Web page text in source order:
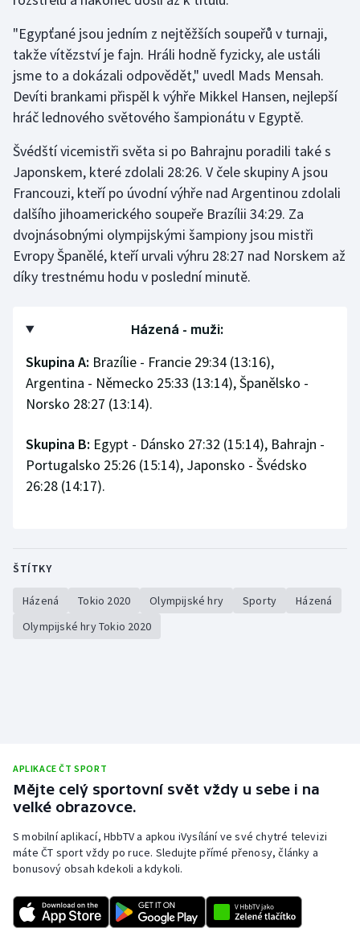
Golf
Gymnastika
Házená
Jezdectví
Krasobruslení
Lezení
Lyže a snowboard
Motorsport
Olympijské hry
Plavání
Rychlostní kanoistika
Triatlon
Vodní slalom
Volejbal
"Egypťané jsou jedním z nejtěžších soupeřů v turnaji,
takže vítězství je fajn. Hráli hodně fyzicky, ale ustáli
jsme to a dokázali odpovědět," uvedl Mads Mensah.
Devíti brankami přispěl k výhře Mikkel Hansen, nejlepší
hráč lednového světového šampionátu v Egyptě.
Švédští vicemistři světa si po Bahrajnu poradili také s
Japonskem, které zdolali 28:26. V čele skupiny A jsou
Francouzi, kteří po úvodní výhře nad Argentinou zdolali
dalšího jihoamerického soupeře Brazílii 34:29. Za
dvojnásobnými olympijskými šampiony jsou mistři
Evropy Španělé, kteří urvali výhru 28:27 nad Norskem až
díky trestnému hodu v poslední minutě.
Házená - muži:
Skupina A: Brazílie - Francie 29:34 (13:16),
Argentina - Německo 25:33 (13:14), Španělsko -
Norsko 28:27 (13:14).
Skupina B: Egypt - Dánsko 27:32 (15:14), Bahrajn -
Portugalsko 25:26 (15:14), Japonsko - Švédsko
26:28 (14:17).
ŠTÍTKY
Házená Tokio 2020 Olympijské hry Sporty
Házená
Olympijské hry Tokio 2020
APLIKACE ČT SPORT
Mějte celý sportovní svět vždy u sebe i na
velké obrazovce.
S mobilní aplikací, HbbTV a apkou iVysílání ve své chytré televizi
máte ČT sport vždy po ruce. Sledujte přímé přenosy, články a
bonusový obsah kdekoli a kdykoli.